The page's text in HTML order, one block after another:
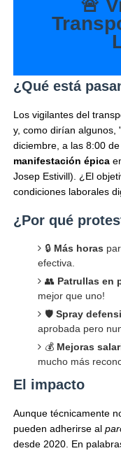
🚨
¿Qué está
Los vigilantes del
y, como dirían algunos,
diciembre, a las 8:00
manifestación épica
Josep Estivill). ¿El
condiciones laborales
¿Por qué
🔒 Más horas
efectiva.
👥 Patrullas en
mejor que uno!
🛡️ Spray
aprobada pero
💰 Mejoras
mucho más
El impacto
Aunque técnicamente
pueden adherirse al
desde 2020. En